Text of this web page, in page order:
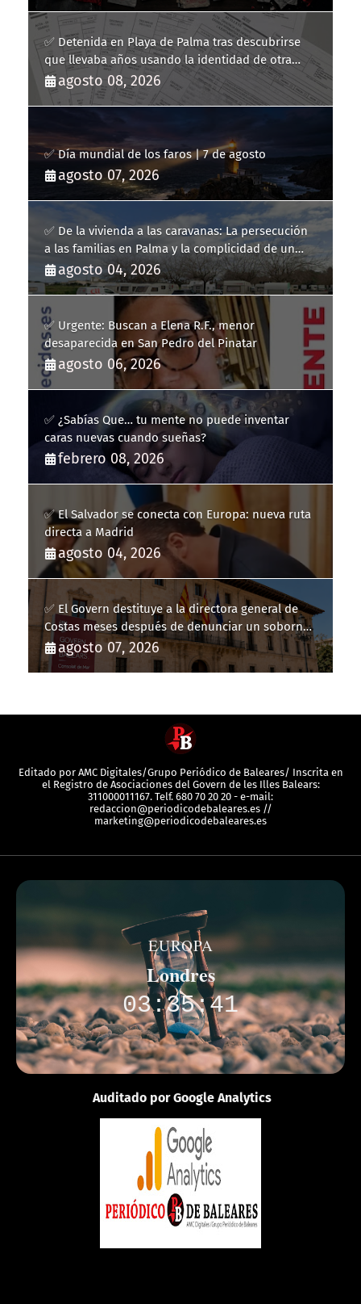
✅ Detenida en Playa de Palma tras descubrirse
que llevaba años usando la identidad de otra
persona
agosto 08, 2026
✅ Día mundial de los faros | 7 de agosto
agosto 07, 2026
✅ De la vivienda a las caravanas: La persecución
a las familias en Palma y la complicidad de un
fracaso heredado
agosto 04, 2026
✅ Urgente: Buscan a Elena R.F., menor
desaparecida en San Pedro del Pinatar
agosto 06, 2026
✅ ¿Sabías Que… tu mente no puede inventar
caras nuevas cuando sueñas?
febrero 08, 2026
✅ El Salvador se conecta con Europa: nueva ruta
directa a Madrid
agosto 04, 2026
✅ El Govern destituye a la directora general de
Costas meses después de denunciar un soborno
con 20.000 euros
agosto 07, 2026
Editado por AMC Digitales/Grupo Periódico de Baleares/ Inscrita en
el Registro de Asociaciones del Govern de les Illes Balears:
311000011167. Telf. 680 70 20 20 - e-mail:
redaccion@periodicodebaleares.es //
marketing@periodicodebaleares.es
EUROPA
Londres
03:35:41
Auditado por Google Analytics